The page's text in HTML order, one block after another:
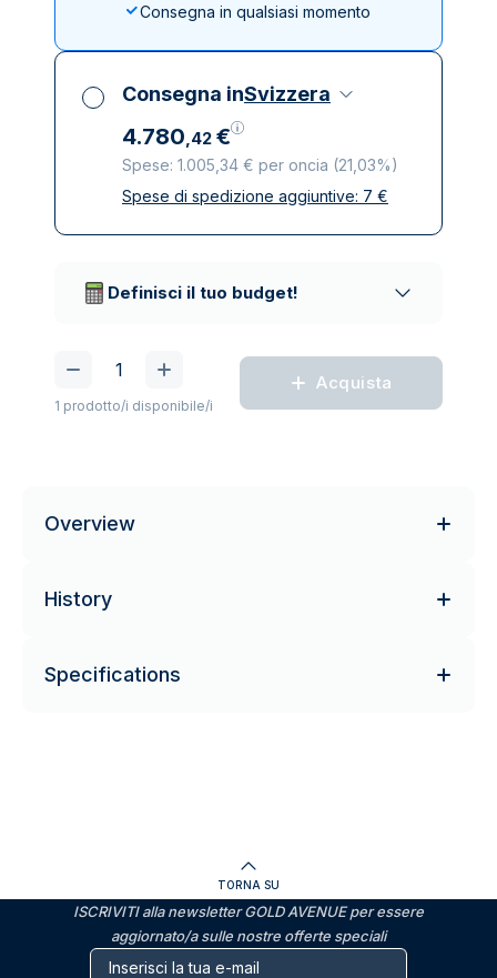
Consegna in qualsiasi momento
Consegna inSvizzera
4.780,42 €
Spese: 1.005,34 € per oncia (21,03%)
Tutte le tasse incluse
Spese di spedizione aggiuntive: 7 €
Definisci il tuo budget!
1 prodotto/i disponibile/i
Acquista
Overview
History
Specifications
TORNA SU
ISCRIVITI alla newsletter GOLD AVENUE per essere
aggiornato/a sulle nostre offerte speciali